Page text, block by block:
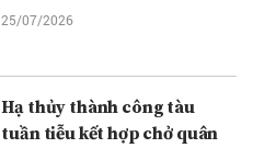
25/07/2026
Hạ thủy thành công tàu
tuần tiễu kết hợp chở quân